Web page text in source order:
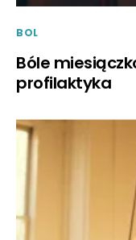
BOL
Bóle
profilaktyka